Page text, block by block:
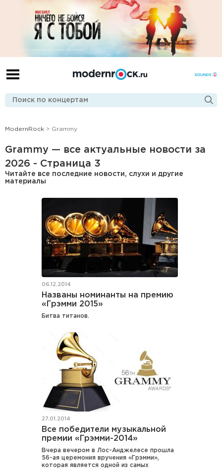
ModernRock > Grammy
Grammy — все актуальные новости за
2026 - Страница 3
Читайте все последние новости, слухи и другие
материалы
06.12.2014
Названы номинанты на премию
«Грэмми 2015»
Битва титанов.
27.01.2014
Все победители музыкальной
премии «Грэмми-2014»
Вчера вечером в Лос-Анджелесе прошла
56-ая церемония вручения «Грэмми»,
которая является одной из самых